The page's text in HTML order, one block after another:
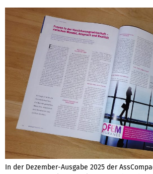
In der Dezember-Ausgabe 2025 der